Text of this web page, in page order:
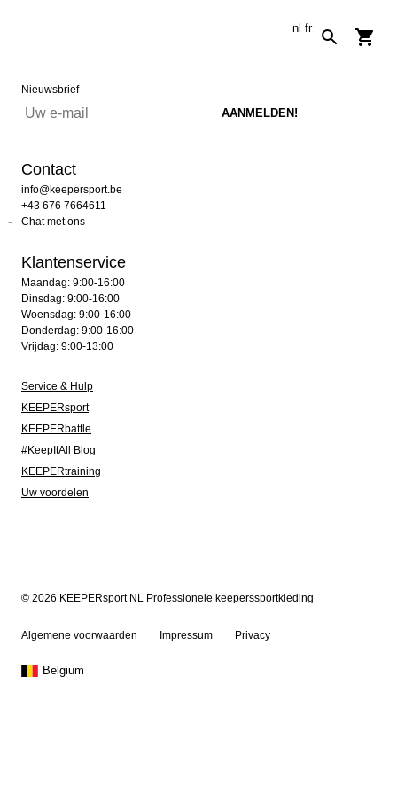
nl fr
Nieuwsbrief
Contact
info@keepersport.be
+43 676 7664611
Chat met ons
Klantenservice
Maandag: 9:00-16:00
Dinsdag: 9:00-16:00
Woensdag: 9:00-16:00
Donderdag: 9:00-16:00
Vrijdag: 9:00-13:00
Service & Hulp
KEEPERsport
KEEPERbattle
#KeepItAll Blog
KEEPERtraining
Uw voordelen
© 2026 KEEPERsport NL Professionele keeperssportkleding
Algemene voorwaarden Impressum Privacy
Belgium